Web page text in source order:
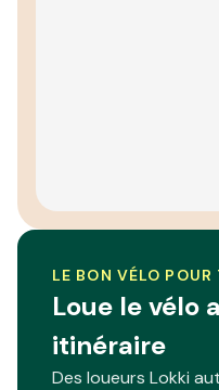
LE BON VÉLO
Loue le vélo
itinéraire
Des loueurs Lokki